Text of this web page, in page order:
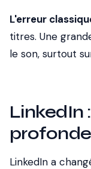
L'erreur
titres. Une
le son, surtout
LinkedIn
LinkedIn a